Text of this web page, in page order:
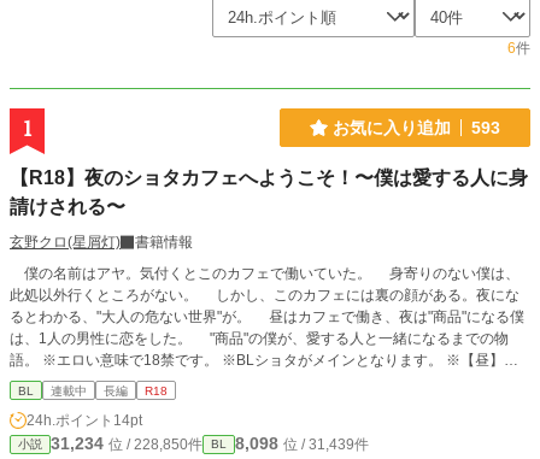
6件
1 お気に入り追加 593
【R18】夜のショタカフェへようこそ！〜僕は愛する人に身
請けされる〜
玄野クロ(星屑灯)
書籍情報
僕の名前はアヤ。気付くとこのカフェで働いていた。 身寄りのない僕は、
此処以外行くところがない。 しかし、このカフェには裏の顔がある。夜にな
るとわかる、"大人の危ない世界"が。 昼はカフェで働き、夜は"商品"になる僕
は、1人の男性に恋をした。 "商品"の僕が、愛する人と一緒になるまでの物
語。 ※エロい意味で18禁です。 ※BLショタがメインとなります。 ※【昼】は
カフェ中心お話、【夜】は夜のお店中心のお話です。 ※R18部分は【夜】の*の
付く話に含まれます(若干見定めが甘いですのでご注意ください) ※一部性欲の捌
け口のような描写があります。 ※だいたいが変態です。 ※愛する人とはいちゃ
ラブします。 ※但し、男の子の年齢は18over、見た目がこどもという設定で
BL 連載中 長編 R18
24h.ポイント 14pt
小説 31,234 位 / 228,850件 BL 8,098 位 / 31,439件